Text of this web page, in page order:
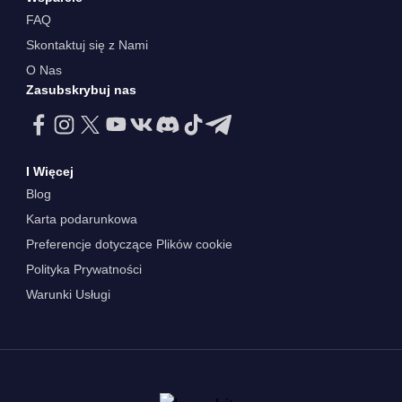
FAQ
Skontaktuj się z Nami
O Nas
Zasubskrybuj nas
I Więcej
Blog
Karta podarunkowa
Preferencje dotyczące Plików cookie
Polityka Prywatności
Warunki Usługi